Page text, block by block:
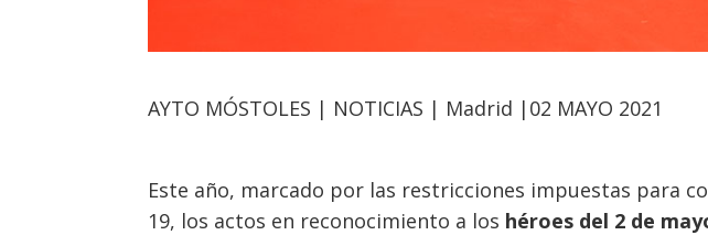
AYTO MÓSTOLES | NOTICIAS | Madrid |02 MAYO 2021
Este año, marcado por las restricciones impuestas para
19, los actos en reconocimiento a los héroes del 2 de